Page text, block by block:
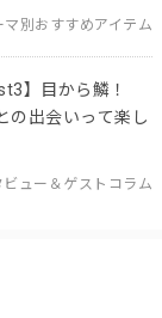
マ別おすすめアイテム
】目から鱗！
の出会いって楽し
ビュー＆ゲストコラム